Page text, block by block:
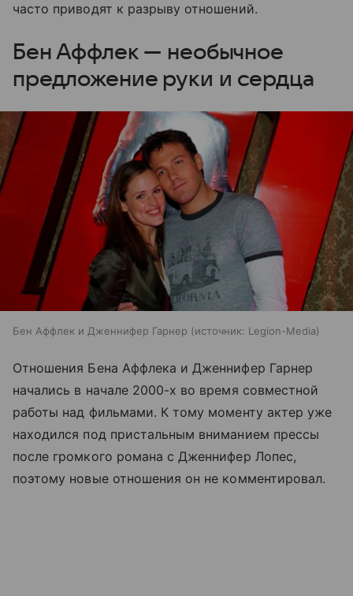
часто приводят к разрыву отношений.
Бен Аффлек — необычное
предложение руки и сердца
Бен Аффлек и Дженнифер Гарнер источник: Legion-Media
Отношения Бена Аффлека и Дженнифер Гарнер
начались в начале 2000-х во время совместной
работы над фильмами. К тому моменту актер уже
находился под пристальным вниманием прессы
после громкого романа с Дженнифер Лопес,
поэтому новые отношения он не комментировал.